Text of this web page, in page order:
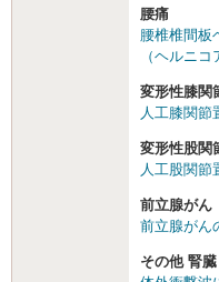
腰痛
腰椎椎間板
（ヘルニコ
変形性膝関
人工膝関節
変形性股関
人工股関節
前立腺がん
前立腺がん
その他 腎